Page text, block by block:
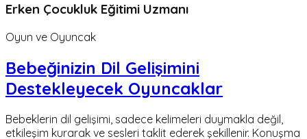
Erken Çocukluk Eğitimi Uzmanı
Oyun ve Oyuncak
Bebeğinizin Dil Gelişimini
Destekleyecek Oyuncaklar
Bebeklerin dil gelişimi, sadece kelimeleri duymakla değil,
etkileşim kurarak ve sesleri taklit ederek şekillenir. Konuşma